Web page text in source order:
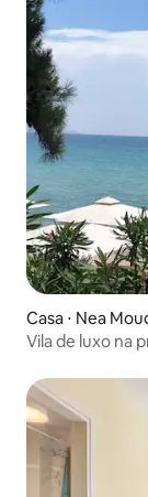
Casa ⋅ Nea
Vila de luxo na